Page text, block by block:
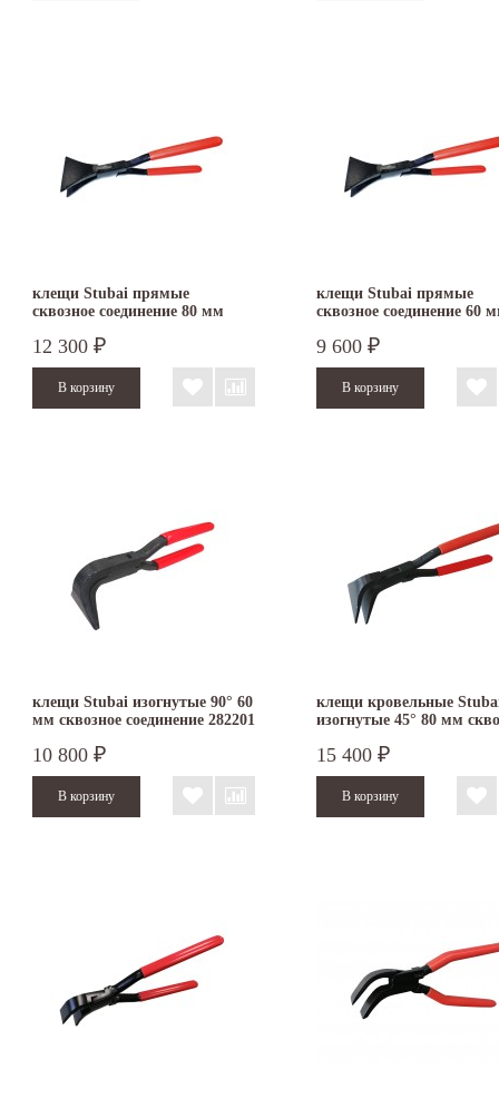
клещи Stubai прямые
сквозное соединение 80 мм
12 300 ₽
клещи Stubai прямые
сквозное соединение 60
9 600 ₽
клещи Stubai изогнутые 90° 60
мм сквозное соединение 282201
10 800 ₽
клещи кровельные
изогнутые 45° 80 мм
15 400 ₽